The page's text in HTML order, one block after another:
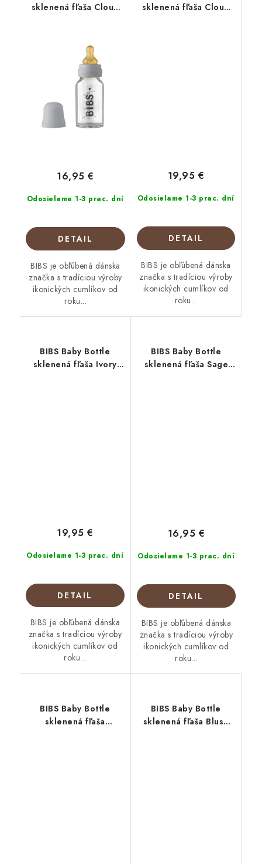
sklenená fľaša Cloud
Odosielame 1-3 prac. dní
16,95 €
DETAIL
BIBS je obľúbená dánska
značka s tradíciou výroby
ikonických cumlíkov od
roku...
sklenená fľaša Cloud
Odosielame 1-3 prac. dní
19,95 €
DETAIL
BIBS je obľúbená dánska
značka s tradíciou výroby
ikonických cumlíkov od
roku...
BIBS Baby Bottle
sklenená fľaša Ivory
Odosielame 1-3 prac. dní
19,95 €
DETAIL
BIBS je obľúbená dánska
značka s tradíciou výroby
ikonických cumlíkov od
roku...
BIBS Baby Bottle
sklenená fľaša Sage
Odosielame 1-3 prac. dní
16,95 €
DETAIL
BIBS je obľúbená dánska
značka s tradíciou výroby
ikonických cumlíkov od
roku...
BIBS Baby Bottle
sklenená fľaša
BIBS Baby Bottle
sklenená fľaša Blush